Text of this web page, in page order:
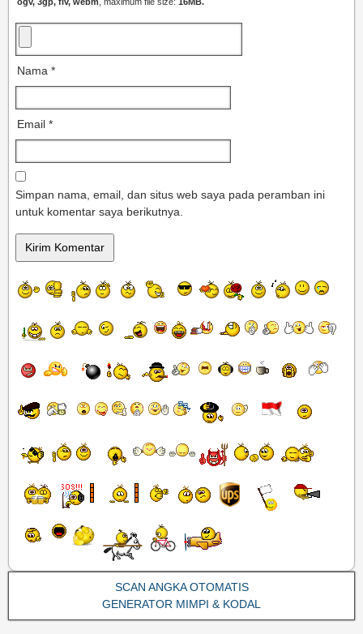
Nama *
Email *
Simpan nama, email, dan situs web saya pada peramban ini
untuk komentar saya berikutnya.
SCAN ANGKA OTOMATIS
GENERATOR MIMPI & KODAL